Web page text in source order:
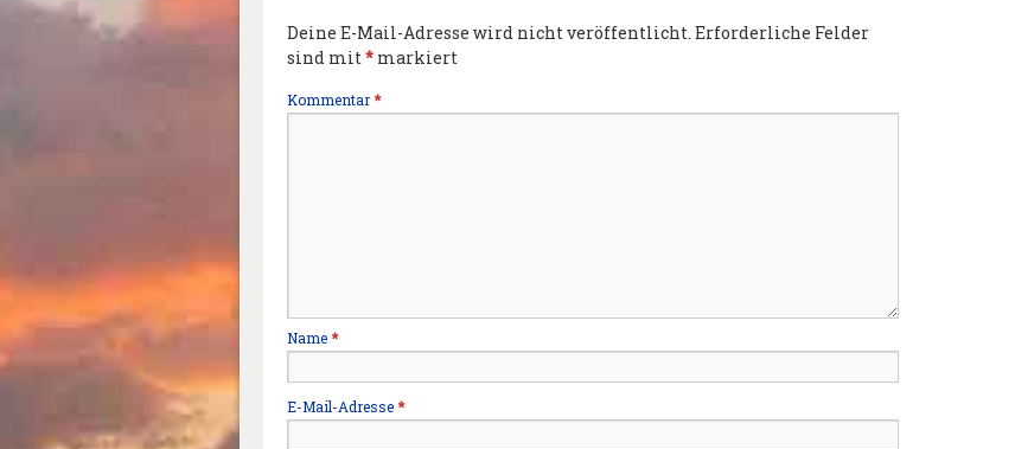
Deine E-Mail-Adresse wird nicht veröffentlicht. Erforderliche Felder
sind mit* markiert
Kommentar*
Name *
E-Mail-Adresse *